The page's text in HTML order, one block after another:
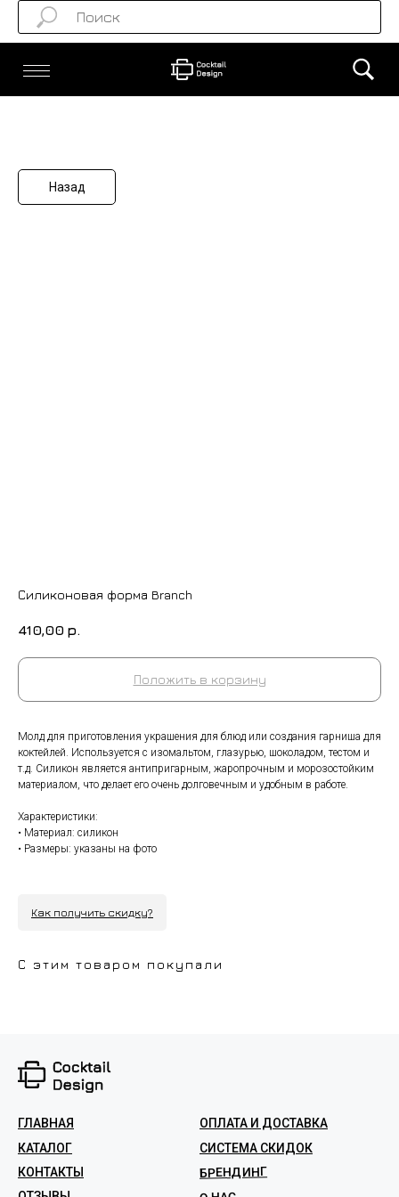
Назад
Силиконовая форма Branch
410,00 р.
Положить в корзину
Молд для приготовления украшения для блюд или создания гарниша для
коктейлей. Используется с изомальтом, глазурью, шоколадом, тестом и
т.д. Силикон является антипригарным, жаропрочным и морозостойким
материалом, что делает его очень долговечным и удобным в работе.
Характеристики:
• Материал: силикон
• Размеры: указаны на фото
Как получить скидку?
С этим товаром покупали
ГЛАВНАЯ
ИЗГОТОВЛЕНИЕ НА ЗАКАЗ
ОПЛАТА И ДОСТАВКА
СИСТЕМА СКИДОК
КОНТАКТЫ
КАТАЛОГ
БРЕНДИНГ